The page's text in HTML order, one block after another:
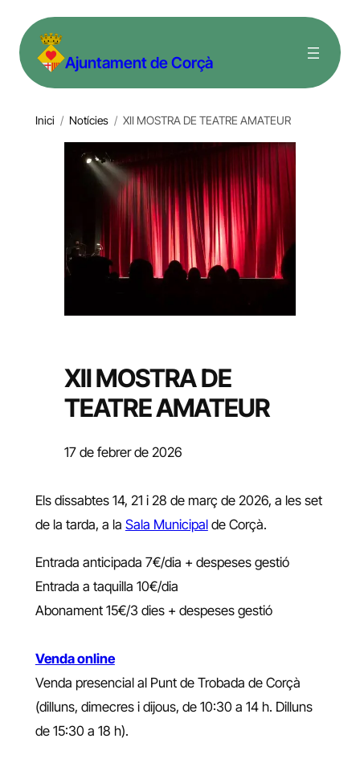
contingut Ajuntament de Corçà
Inici / Notícies / XII MOSTRA DE TEATRE AMATEUR
XII MOSTRA DE
TEATRE AMATEUR
17 de febrer de 2026
Els dissabtes 14, 21 i 28 de març de 2026, a les set
de la tarda, a la Sala Municipalde Corçà.
Entrada anticipada 7€/dia + despeses gestió
Entrada a taquilla 10€/dia
Abonament 15€/3 dies + despeses gestió
Venda online
Venda presencial al Punt de Trobada de Corçà
(dilluns, dimecres i dijous, de 10:30 a 14 h. Dilluns
de 15:30 a 18 h).